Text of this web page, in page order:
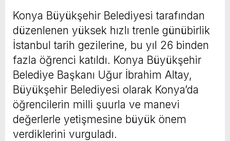
Konya Büyükşehir Belediyesi tarafından
düzenlenen yüksek hızlı trenle günübirlik
İstanbul tarih gezilerine, bu yıl 26 binden
fazla öğrenci katıldı. Konya Büyükşehir
Belediye Başkanı Uğur İbrahim Altay,
Büyükşehir Belediyesi olarak Konya’da
öğrencilerin milli şuurla ve manevi
değerlerle yetişmesine büyük önem
verdiklerini vurguladı.